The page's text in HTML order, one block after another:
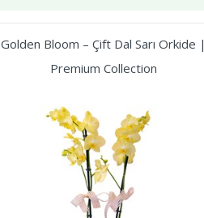
Golden Bloom – Çift Dal Sarı Orkide |
Premium Collection